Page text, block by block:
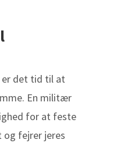
er det tid til at
En militær
for at feste
og fejrer jeres